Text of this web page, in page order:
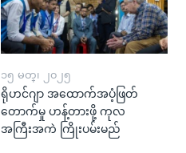
၁၅ မတ္၊ ၂၀၂၅
ရိုဟင်ဂျာ အထောက်အပံ့ဖြတ်
တောက်မှု ဟန့်တားဖို့ ကုလ
အကြီးအကဲ ကြိုးပမ်းမည်